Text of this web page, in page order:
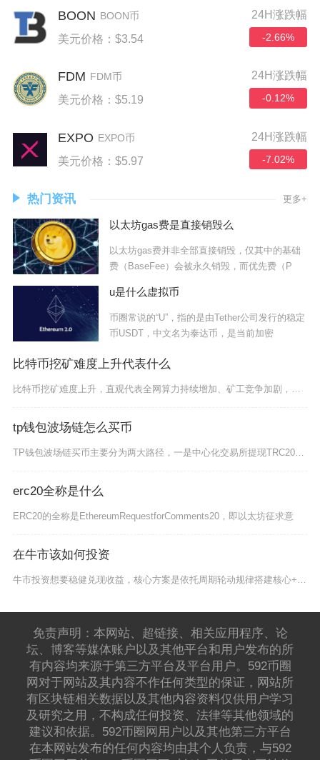
BOON BOON币
美元价格：$3.54
24H涨跌幅
-2.66%
FDM FDM币
美元价格：$5.19
24H涨跌幅
-0.12%
EXPO EXPO币
美元价格：$5.97
24H涨跌幅
-7.02%
热门资讯 更多+
以太坊gas费是直接销毁么
以太坊gas费并非全部直接销毁，仅其中的基础
费（BaseFee）会被永久销毁，而优先费（P
u是什么虚拟币
币圈常说的“U”，指的是由Tether公司发行的稳定
币USDT，中文名为泰达币，是当前加密
比特币挖矿难度上升代表什么
比特币挖矿难度上升，直观代表全网算力持续增加、矿工竞争加剧，长期利好网络安全，但会直接压缩
tp钱包波场链怎么买币
TP钱包波场链买币主要分为两大路径，一是中心化交易所提现TRC20资产进入钱包，再通过波场
erc20全称是什么
ERC20的全称是EthereumRequestforComments20，即以太坊征求意
在牛市该如何投资
牛市投资想要稳健兑现收益，核心方案是依托周期轮动规律搭建核心+卫星资产组合，分批择时入场、
免责声明：本网站、超链接、相关应用程序、论
坛、博客等媒体账户以及其他平台和用户发布的所
有内容均来源于第三方平台及平台用户。592币圈
网对于网站及其内容不作任何类型的保证，网站所
有区块链相关数据以及其他内容资料仅供用户学习
及研究之用，不构成任何投资、法律等其他领域的
建议和依据。592币圈网用户以及其他第三方平台
在本网站发布的任何内容均由其个人负责，与592